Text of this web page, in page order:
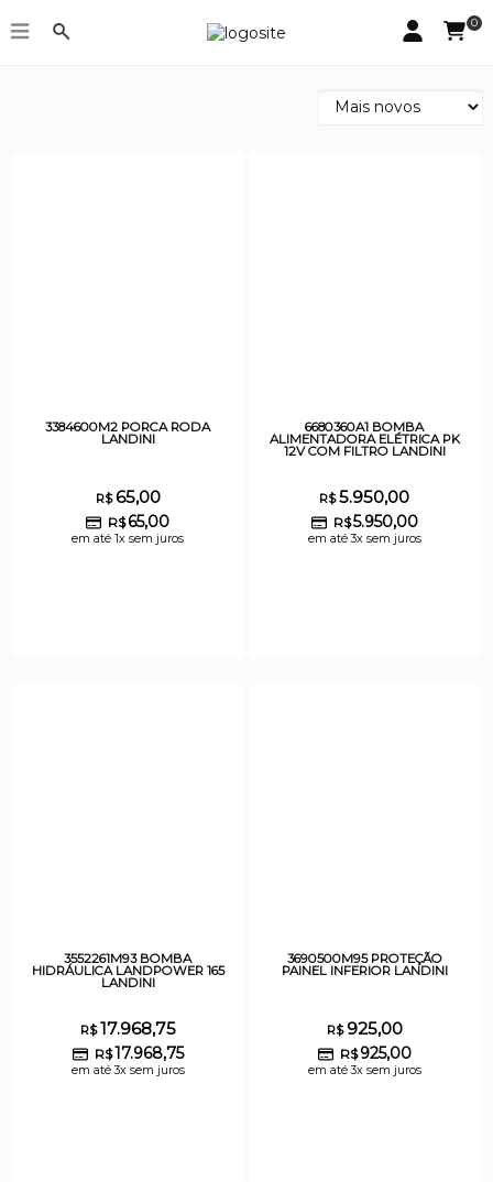
0
Landini - página 36
3384600M2 PORCA RODA
LANDINI
R$65,00
R$65,00
em até 1x sem juros
6680360A1 BOMBA
ALIMENTADORA ELÉTRICA PK
12V COM FILTRO LANDINI
R$5.950,00
R$5.950,00
em até 3x sem juros
3552261M93 BOMBA
HIDRÁULICA LANDPOWER 165
LANDINI
R$17.968,75
R$17.968,75
em até 3x sem juros
3690500M95 PROTEÇÃO
PAINEL INFERIOR LANDINI
R$925,00
R$ 925,00
em até 3x sem juros